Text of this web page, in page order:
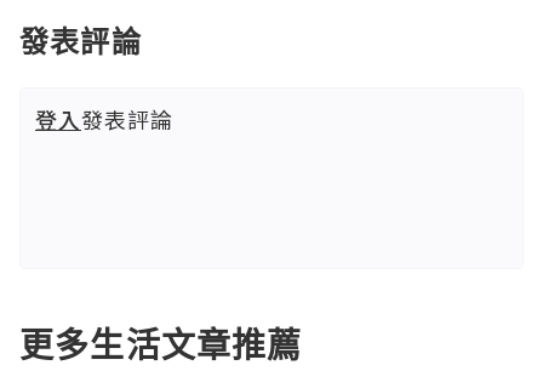
發表評論
登入發表評論
更多生活文章推薦